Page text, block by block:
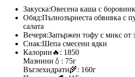
Закуска:Овесена каша с
Обяд:Пълнозърнеста обвивка с
салата
Вечеря:Запържен тофу с микс от
Снак:Шепа смесени ядки
Калории 🔥: 1850
Мазнини 💧: 75г
Въглехидрати🌾: 160г